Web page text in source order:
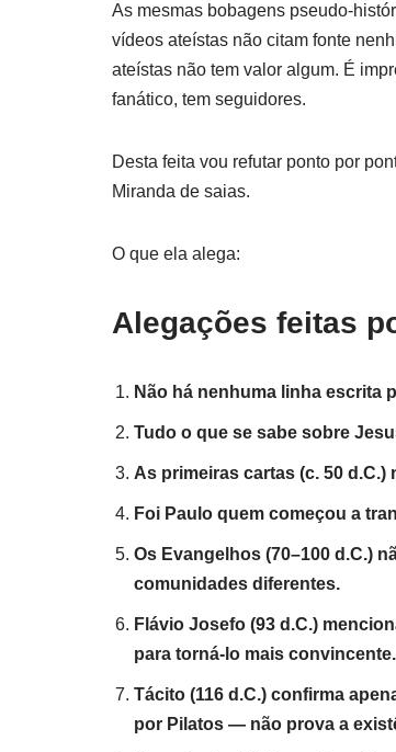
As mesmas bobagens pseudo-
vídeos ateístas não citam fonte
ateístas não tem valor algum. É
fanático, tem seguidores.
Desta feita vou refutar ponto por
Miranda de saias.
O que ela alega:
Alegações feitas
Não há nenhuma linha escrita
Tudo o que se sabe sobre
As primeiras cartas (c. 50
Foi Paulo quem começou a
Os Evangelhos (70–100 d.C.)
comunidades diferentes.
Flávio Josefo (93 d.C.)
para torná-lo mais convincente.
Tácito (116 d.C.) confirma
por Pilatos — não prova a